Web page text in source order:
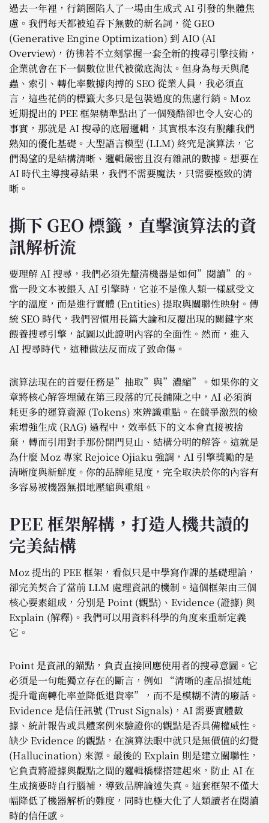
過去一年裡，行銷圈陷入了一場由生成式 AI 引發的集體焦
慮。我們每天都被迫吞下無數的新名詞，從 GEO
(Generative Engine Optimization) 到 AIO (AI
Overview)，彷彿若不立刻掌握一套全新的搜尋引擎技術，
企業就會在下一個數位世代被徹底淘汰。但身為每天與爬
蟲、索引、轉化率數據肉搏的 SEO 從業人員，我必須直
言，這些花俏的標籤大多只是包裝過度的焦慮行銷。Moz
近期提出的 PEE 框架精準點出了一個殘酷卻也令人安心的
事實，那就是 AI 搜尋的底層邏輯，其實根本沒有脫離我們
熟知的優化基礎。大型語言模型 (LLM) 終究是演算法，它
們渴望的是結構清晰、邏輯嚴密且沒有雜訊的數據。想要在
AI 時代主導搜尋結果，我們不需要魔法，只需要極致的清
晰。
撕下 GEO 標籤，直擊演算法的資
訊解析流
要理解 AI 搜尋，我們必須先釐清機器是如何”閱讀”的。
當一段文本被餵入 AI 引擎時，它並不是像人類一樣感受文
字的溫度，而是進行實體 (Entities) 提取與關聯性映射。傳
統 SEO 時代，我們習慣用長篇大論和反覆出現的關鍵字來
餵養搜尋引擎，試圖以此證明內容的全面性。然而，進入
AI 搜尋時代，這種做法反而成了致命傷。
演算法現在的首要任務是”抽取”與”濃縮”。如果你的文
章將核心解答埋藏在第三段落的冗長鋪陳之中，AI 必須消
耗更多的運算資源 (Tokens) 來辨識重點。在競爭激烈的檢
索增強生成 (RAG) 過程中，效率低下的文本會直接被捨
棄，轉而引用對手那份開門見山、結構分明的解答。這就是
為什麼 Moz 專家 Rejoice Ojiaku 強調，AI 引擎獎勵的是
清晰度與新鮮度。你的品牌能見度，完全取決於你的內容有
多容易被機器無損地壓縮與重組。
PEE 框架解構，打造人機共讀的
完美結構
Moz 提出的 PEE 框架，看似只是中學寫作課的基礎理論，
卻完美契合了當前 LLM 處理資訊的機制。這個框架由三個
核心要素組成，分別是 Point (觀點)、Evidence (證據) 與
Explain (解釋)。我們可以用資料科學的角度來重新定義
它。
Point 是資訊的錨點，負責直接回應使用者的搜尋意圖。它
必須是一句能獨立存在的斷言，例如 “清晰的產品描述能
提升電商轉化率並降低退貨率”，而不是模糊不清的廢話。
Evidence 是信任訊號 (Trust Signals)，AI 需要實體數
據、統計報告或具體案例來驗證你的觀點是否具備權威性。
缺少 Evidence 的觀點，在演算法眼中就只是無價值的幻覺
(Hallucination) 來源。最後的 Explain 則是建立關聯性，
它負責將證據與觀點之間的邏輯橋樑搭建起來，防止 AI 在
生成摘要時自行腦補，導致品牌論述失真。這套框架不僅大
幅降低了機器解析的難度，同時也極大化了人類讀者在閱讀
時的信任感。